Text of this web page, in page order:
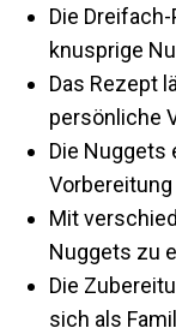
Die
knusprige
Das Rezept
persönliche
Die Nuggets
Mit
Nuggets zu
Die
sich als